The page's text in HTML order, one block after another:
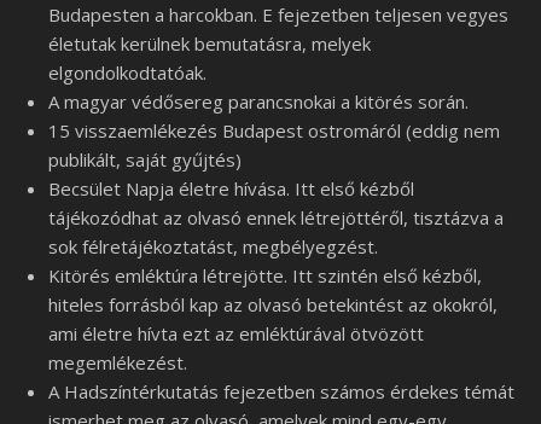
Budapesten a harcokban. E fejezetben teljesen vegyes
életutak kerülnek bemutatásra, melyek
elgondolkodtatóak.
A magyar védősereg parancsnokai a kitörés során.
15 visszaemlékezés Budapest ostromáról (eddig nem
publikált, saját gyűjtés)
Becsület Napja életre hívása. Itt első kézből
tájékozódhat az olvasó ennek létrejöttéről, tisztázva a
sok félretájékoztatást, megbélyegzést.
Kitörés emléktúra létrejötte. Itt szintén első kézből,
hiteles forrásból kap az olvasó betekintést az okokról,
ami életre hívta ezt az emléktúrával ötvözött
megemlékezést.
A Hadszíntérkutatás fejezetben számos érdekes témát